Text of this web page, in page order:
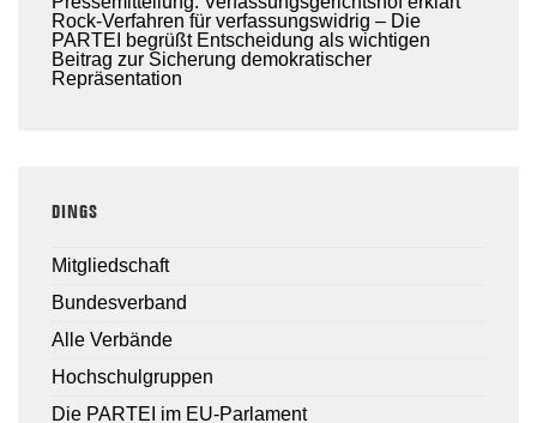
Rock-Verfahren für verfassungswidrig – Die
PARTEI begrüßt Entscheidung als wichtigen
Beitrag zur Sicherung demokratischer
Repräsentation
DINGS
Mitgliedschaft
Bundesverband
Alle Verbände
Hochschulgruppen
Die PARTEI im EU-Parlament